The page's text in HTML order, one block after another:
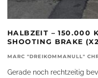
HALBZEIT – 150.000
SHOOTING BRAKE
MARC "DREIKOMMANULL"
Gerade noch rechtzeitig